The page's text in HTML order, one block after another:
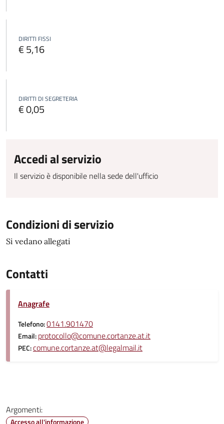
DIRITTI FISSI
€ 5,16
DIRITTI DI SEGRETERIA
€ 0,05
Accedi al servizio
Il servizio è disponibile nella sede dell'ufficio
Condizioni di servizio
Si vedano allegati
Contatti
Anagrafe
Telefono:0141.901470
Email:protocollo@comune.cortanze.at.it
PEC:comune.cortanze.at@legalmail.it
Argomenti:
Accesso all'informazione